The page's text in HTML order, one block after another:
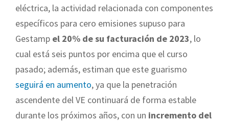
eléctrica, la actividad relacionada con componentes
específicos para cero emisiones supuso para
Gestamp el 20% de su facturación de 2023, lo
cual está seis puntos por encima que el curso
pasado; además, estiman que este guarismo
seguirá en aumento, ya que la penetración
ascendente del VE continuará de forma estable
durante los próximos años, con un incremento del